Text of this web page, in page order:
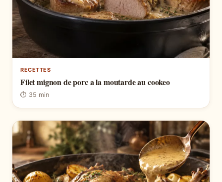
RECETTES
Filet mignon de porc a la moutarde au cookeo
⏱ 35 min